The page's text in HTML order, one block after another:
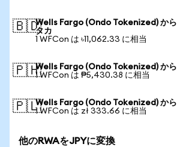
🇧🇩Wells Fargo (Ondo Tokenized) から
タカ
1 WFCon は ৳11,062.33 に相当
🇵🇭Wells Fargo (Ondo Tokenized) から
1 WFCon は ₱5,430.38 に相当
🇵🇱Wells Fargo (Ondo Tokenized) から
1 WFCon は zł 333.66 に相当
他のRWAをJPYに変換